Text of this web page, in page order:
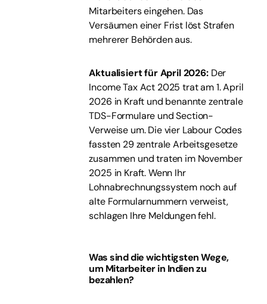
Mitarbeiters eingehen. Das
Versäumen einer Frist löst Strafen
mehrerer Behörden aus.
Aktualisiert für April 2026:Der
Income Tax Act 2025 trat am 1. April
2026 in Kraft und benannte zentrale
TDS-Formulare und Section-
Verweise um. Die vier Labour Codes
fassten 29 zentrale Arbeitsgesetze
zusammen und traten im November
2025 in Kraft. Wenn Ihr
Lohnabrechnungssystem noch auf
alte Formularnummern verweist,
schlagen Ihre Meldungen fehl.
Was sind die wichtigsten Wege,
um Mitarbeiter in Indien zu
bezahlen?